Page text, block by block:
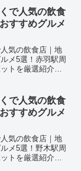
地元民に愛され
で人気の飲食
すすめグルメ
気の飲食店｜地
メ5選！赤羽駅周
トを厳選紹介！
の宝庫です。近
で人気の飲食
すすめグルメ
気の飲食店｜地
メ5選！野木駅周
トを厳選紹介！